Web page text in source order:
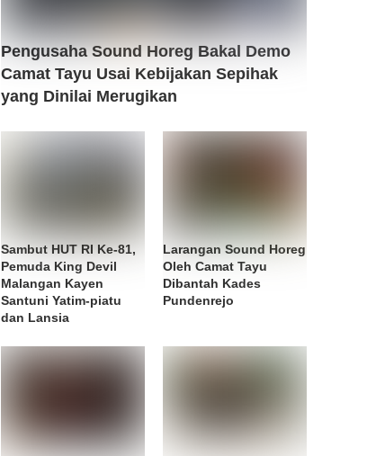
Pengusaha Sound Horeg Bakal Demo
Camat Tayu Usai Kebijakan Sepihak
yang Dinilai Merugikan
Sambut HUT RI Ke-81,
Pemuda King Devil
Malangan Kayen
Santuni Yatim-piatu
dan Lansia
Larangan Sound Horeg
Oleh Camat Tayu
Dibantah Kades
Pundenrejo